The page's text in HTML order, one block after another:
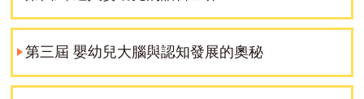
第三屆 嬰幼兒大腦與認知發展的奧秘